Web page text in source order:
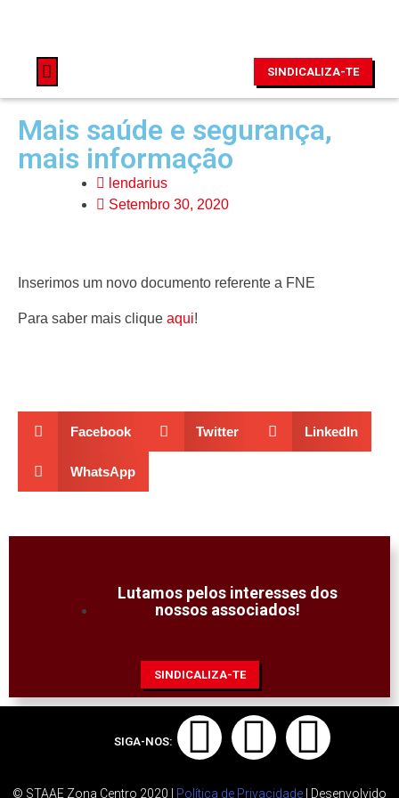
SINDICALIZA-TE
Mais saúde e segurança,
mais informação
lendarius
Setembro 30, 2020
Inserimos um novo documento referente a FNE
Para saber mais clique aqui!
Facebook Twitter LinkedIn
WhatsApp
Lutamos pelos interesses dos
nossos associados!
SINDICALIZA-TE
© STAAE Zona Centro 2020 | Política de Privacidade | Desenvolvido
SIGA-NOS: